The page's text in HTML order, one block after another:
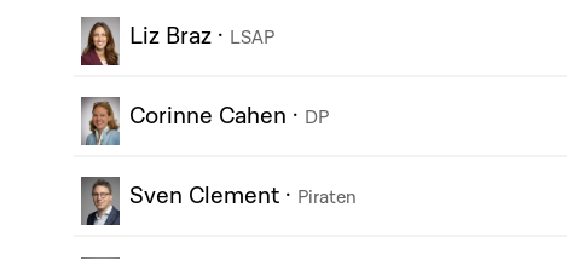
Liz Braz · LSAP
Corinne Cahen · DP
Sven Clement · Piraten